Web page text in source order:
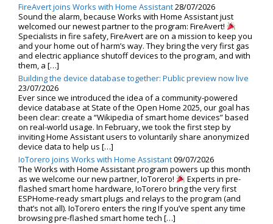
FireAvert joins Works with Home Assistant28/07/2026
Sound the alarm, because Works with Home Assistant just
welcomed our newest partner to the program: FireAvert!
Specialists in fire safety, FireAvert are on a mission to keep you
and your home out of harm’s way. They bring the very first gas
and electric appliance shutoff devices to the program, and with
them, a […]
Building the device database together: Public preview now live
23/07/2026
Ever since we introduced the idea of a community-powered
device database at State of the Open Home 2025, our goal has
been clear: create a “Wikipedia of smart home devices” based
on real-world usage. In February, we took the first step by
inviting Home Assistant users to voluntarily share anonymized
device data to help us […]
IoTorero joins Works with Home Assistant09/07/2026
The Works with Home Assistant program powers up this month
as we welcome our new partner, IoTorero!
Experts in pre-
flashed smart home hardware, IoTorero bring the very first
ESPHome-ready smart plugs and relays to the program (and
that’s not all). IoTorero enters the ring If you’ve spent any time
browsing pre-flashed smart home tech […]